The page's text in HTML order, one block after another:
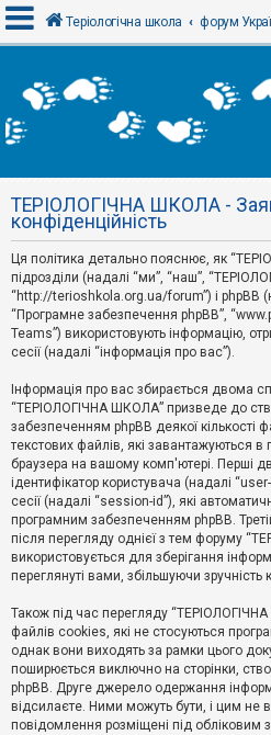
х
і
Р
е
с
т
р
а
ц
і
я
Т
е
м
и
б
е
з
в
і
д
о
і
д
е
й
А
Теріологічна школа форум
ТЕРІОЛОГІЧНА ШКОЛА -
конфіденційність
Ця політика детально пояснює, як
підрозділи (надалі “ми”, “наш”,
“http://terioshkola.org.ua/forum”) і phpBB
“Програмне забезпечення phpBB”,
Teams”) використовують інформацію,
сесії (надалі “інформація про вас”).
Інформація про вас збирається двома
“ТЕРІОЛОГІЧНА ШКОЛА” призведе до
забезпеченням phpBB деякої кількості
текстових файлів, які завантажуються
браузера на вашому комп'ютері. Перші
ідентифікатор користувача (надалі
сесії (надалі “session-id”), які
програмним забезпеченням phpBB.
після перегляду однієї з тем форуму
використовується для зберігання
переглянуті вами, збільшуючи
Також під час перегляду
файлів cookies, які не стосуються
однак вони виходять за рамки цього
поширюється виключно на сторінки,
phpBB. Друге джерело одержання
відсилаєте. Ними можуть бути, і цим не
повідомлення розміщені під обліковим